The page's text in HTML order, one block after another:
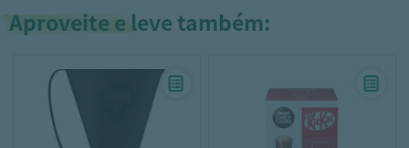
Aproveite e leve também: